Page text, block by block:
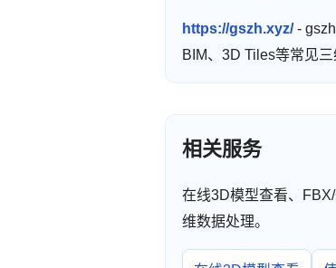
https://gszh.xyz/-
BIM、3D Tiles等常见
相关服务
在线3D模型查看、
维数据处理。